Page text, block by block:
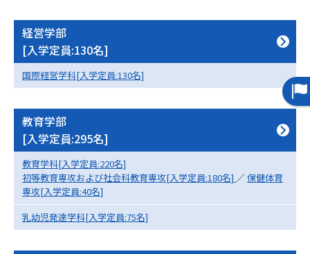
オープンキャンパス検索
来場型・Web型イベント特集 夢ナビライブ
受験準備
志望校・出願校を調べる
併願校選び 受験スケジュールを立てよう
経営学部
[入学定員:130名]
国際経営学科[入学定員:130名]
教育学部
[入学定員:295名]
教育学科[入学定員:220名]
初等教育専攻および社会科教育専攻[入学定員:180名] ／保健体育
専攻[入学定員:40名]
乳幼児発達学科[入学定員:75名]